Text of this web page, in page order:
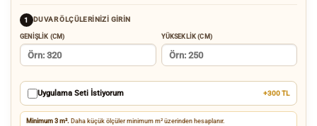
1 DUVAR ÖLÇÜLERINIZI GIRIN
GENIŞLIK (CM) YÜKSEKLIK (CM)
Uygulama Seti İstiyorum +300 TL
Minimum 3 m². Daha küçük ölçüler minimum m² üzerinden hesaplanır.